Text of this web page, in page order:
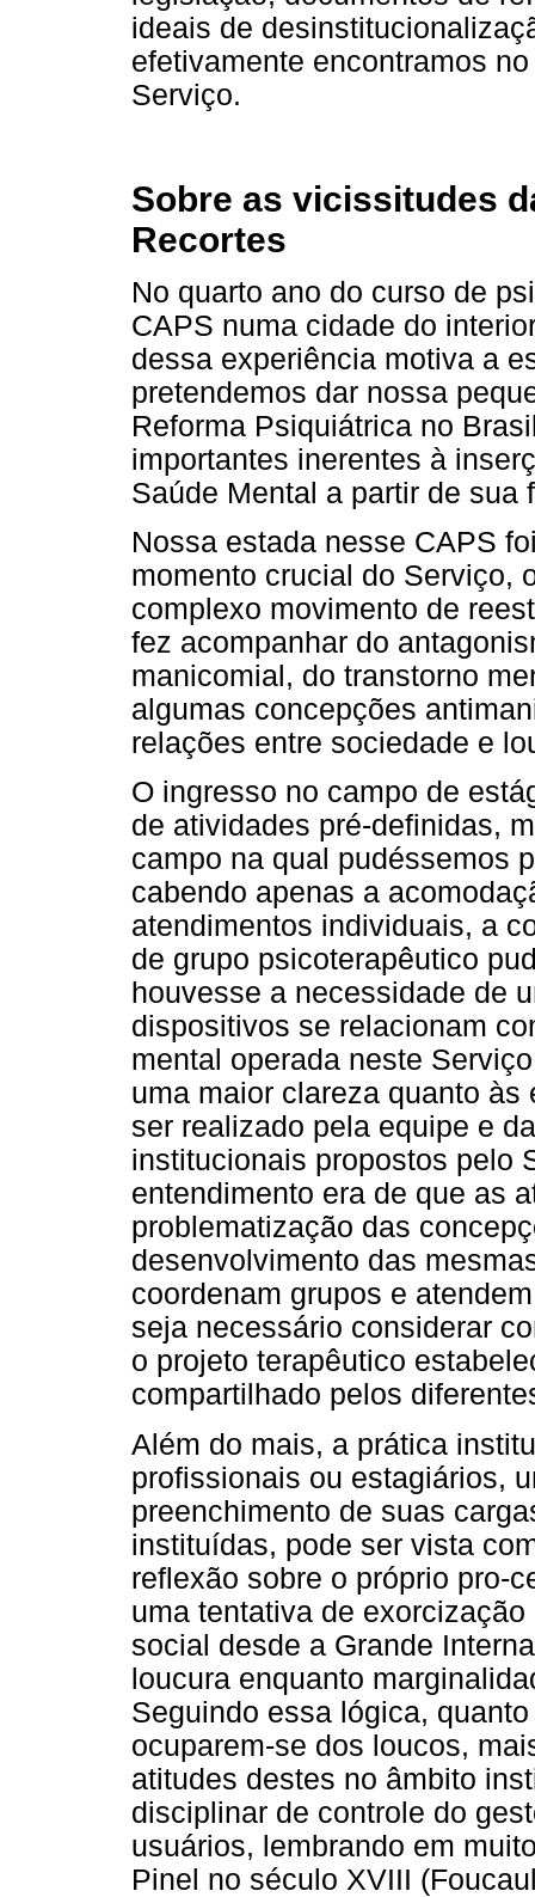
ideais de
efetivamente encontramos
Serviço.
Sobre as vicissitudes
Recortes
No quarto ano do curso de
CAPS numa cidade do
dessa experiência motiva a
pretendemos dar nossa
Reforma Psiquiátrica no
importantes inerentes à
Saúde Mental a partir de sua
Nossa estada nesse CAPS
momento crucial do Serviço,
complexo movimento de
fez acompanhar do
manicomial, do transtorno
algumas concepções
relações entre sociedade e
O ingresso no campo de
de atividades pré-definidas,
campo na qual pudéssemos
cabendo apenas a
atendimentos individuais, a
de grupo psicoterapêutico
houvesse a necessidade de
dispositivos se relacionam
mental operada neste
uma maior clareza quanto
ser realizado pela equipe e
institucionais propostos pelo
entendimento era de que as
problematização das
desenvolvimento das
coordenam grupos e
seja necessário considerar
o projeto terapêutico
compartilhado pelos
Além do mais, a prática
profissionais ou estagiários,
preenchimento de suas
instituídas, pode ser vista
reflexão sobre o próprio pro-
uma tentativa de
social desde a Grande
loucura enquanto
Seguindo essa lógica,
ocuparem-se dos loucos,
atitudes destes no âmbito
disciplinar de controle do
usuários, lembrando em
Pinel no século XVIII